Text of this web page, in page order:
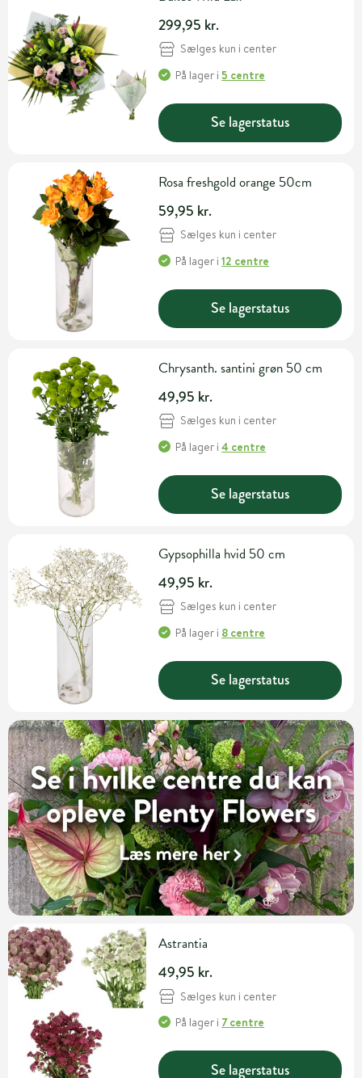
299,95 kr.
Sælges kun i center
På lager i5 centre
Se lagerstatus
Rosa freshgold orange 50cm
59,95 kr.
Sælges kun i center
På lager i12 centre
Se lagerstatus
Chrysanth. santini grøn 50 cm
49,95 kr.
Sælges kun i center
På lager i4 centre
Se lagerstatus
Gypsophilla hvid 50 cm
49,95 kr.
Sælges kun i center
På lager i 8 centre
Se lagerstatus
Astrantia
49,95 kr.
Sælges kun i center
På lager i 7 centre
Se lagerstatus